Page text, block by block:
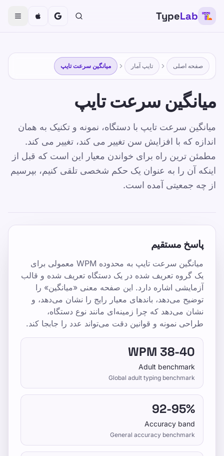
سرگرم کننده و موثر کنید. با روش ساخت یافته و بازیگوش ما
با سرعت خود بیاموزید.
آموزشخودتان را امتحان کنید
صفحه اصلی/تایپ آمار /میانگین سرعت تایپ
FA
میانگین سرعت تایپ
معیارهای میانگین سرعت تایپ برای کودکان،
بزرگسالان، کارمندان اداری، و تایپیست‌های حرفه‌ای،
به‌علاوه عوامل اصلی مؤثر بر WPM را ببینید.
با TypeLab از آشنایی با کلیدهای اولیه به جریان
روزانه تایپ ده‌انگشتی برسید. درس‌های ساختارمند،
آزمون‌های قابل تکرار و تمرین‌های بازی‌محور کمک
پایدار افزایش دهید.
Pick one clear goal for today, go slowly
enough to stay accurate, and re-check under
the same settings.
یک آزمون سرعت تایپ بگیرید، درس‌های رایگان را
شود.
TypeLab
صفحه اصلی تایپ آمار میانگین سرعت تایپ
میانگین سرعت تایپ
میانگین سرعت تایپ با دستگاه، نمونه و تکنیک به همان
اندازه که با افزایش سن تغییر می کند، تغییر می کند.
مطمئن ترین راه برای خواندن معیار این است که قبل از
اینکه آن را به عنوان یک حکم شخصی تلقی کنیم، بپرسیم
از چه جمعیتی آمده است.
پاسخ مستقیم
میانگین سرعت تایپ به محدوده WPM معمولی برای
یک گروه تعریف شده در یک دستگاه تعریف شده و قالب
آزمایشی اشاره دارد. این صفحه معنی «میانگین» را
توضیح می‌دهد، باندهای معیار رایج را نشان می‌دهد، و
نشان می‌دهد که چرا زمینه‌ای مانند نوع دستگاه،
طراحی نمونه و قوانین دقت می‌تواند عدد را جابجا کند.
38-40 WPM
Adult benchmark
Global adult typing benchmark
92-95%
Accuracy band
General accuracy benchmark